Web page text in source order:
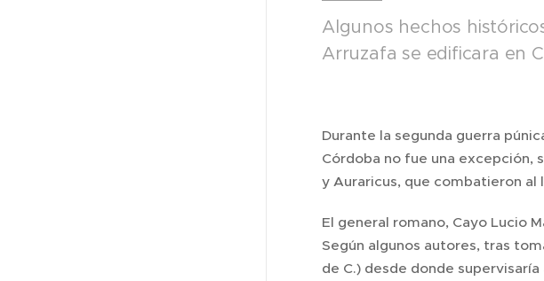
Algunos hechos
Arruzafa se edificara en
Durante la segunda guerra
Córdoba no fue una excepción,
y Auraricus, que combatieron al
El general romano, Cayo Lucio
Según algunos autores, tras
de C.) desde donde